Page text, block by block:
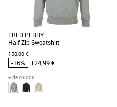
recherche [...]
FRED PERRY
Half Zip Sweatshirt
150,00 €
-16% 124,99 €
+ de coloris